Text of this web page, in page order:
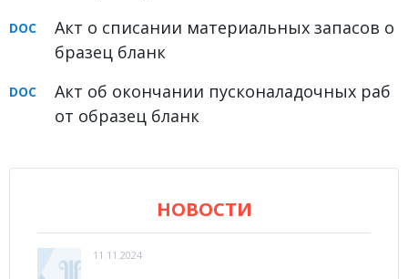
Акт о списании материальных запасов о
бразец бланк
Акт об окончании пусконаладочных раб
от образец бланк
НОВОСТИ
11.11.2024